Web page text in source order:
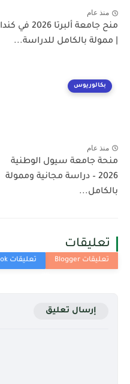
منذ عام
منح جامعة ألبرتا 2026 في كندا
| ممولة بالكامل للدراسة...
بكالوريوس
منذ عام
منحة جامعة سيول الوطنية
2026 – دراسة مجانية وممولة
بالكامل...
تعليقات
إرسال تعليق